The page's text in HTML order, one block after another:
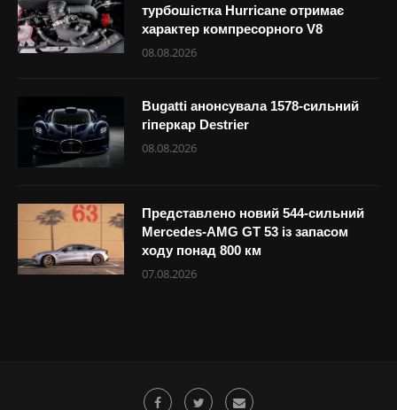
турбошістка Hurricane отримає
характер компресорного V8
08.08.2026
Bugatti анонсувала 1578-сильний
гіперкар Destrier
08.08.2026
Представлено новий 544-сильний
Mercedes-AMG GT 53 із запасом
ходу понад 800 км
07.08.2026